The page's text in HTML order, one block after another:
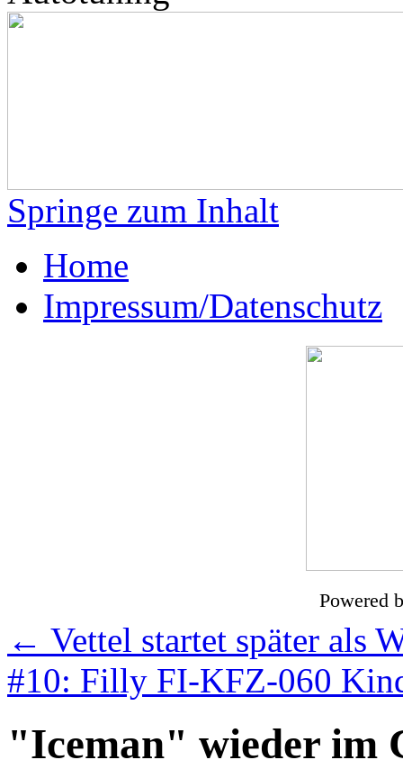
Springe zum Inhalt
Home
Impressum/Datenschutz
Powered
← Vettel startet später als
#10: Filly FI-KFZ-060
"Iceman" wieder im